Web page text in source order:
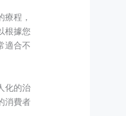
程，
根據您
適合不
化的治
消費者